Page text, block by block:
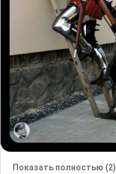
Показать полностью (2)